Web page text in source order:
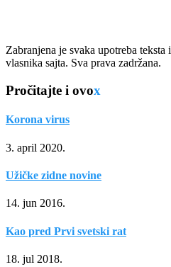
Zabranjena je svaka upotreba
vlasnika sajta. Sva prava zadržana.
Pročitajte i ovox
Korona virus
3. april 2020.
Užičke zidne novine
14. jun 2016.
Kao pred Prvi svetski rat
18. jul 2018.